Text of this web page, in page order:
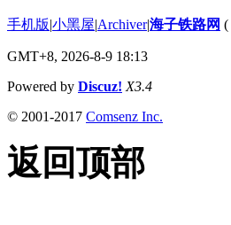
手机版|小黑屋|Archiver|海子铁路网 (
GMT+8, 2026-8-9 18:13
Powered by Discuz! X3.4
© 2001-2017 Comsenz Inc.
返回顶部